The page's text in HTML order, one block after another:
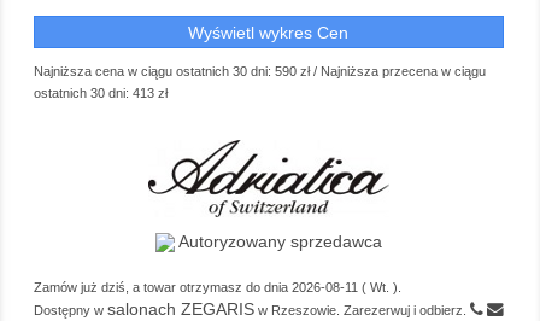
Wyświetl wykres Cen
Najniższa cena w ciągu ostatnich 30 dni: 590 zł/ Najniższa przecena w ciągu
ostatnich 30 dni: 413 zł
Autoryzowany sprzedawca
Zamów już dziś, a towar otrzymasz do dnia 2026-08-11 (Wt. ).
Dostępny w salonach ZEGARISw Rzeszowie. Zarezerwuj i odbierz.